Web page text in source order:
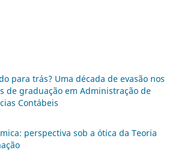
para trás? Uma década de evasão nos
de graduação em Administração de
Contábeis
perspectiva sob a ótica da Teoria